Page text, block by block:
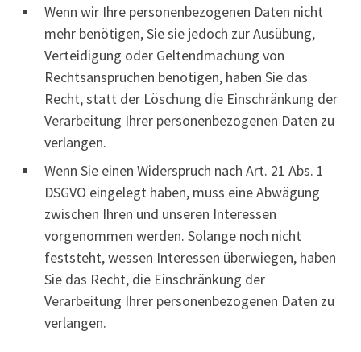
Wenn wir Ihre personenbezogenen Daten nicht
mehr benötigen, Sie sie jedoch zur Ausübung,
Verteidigung oder Geltendmachung von
Rechtsansprüchen benötigen, haben Sie das
Recht, statt der Löschung die Einschränkung der
Verarbeitung Ihrer personenbezogenen Daten zu
verlangen.
Wenn Sie einen Widerspruch nach Art. 21 Abs. 1
DSGVO eingelegt haben, muss eine Abwägung
zwischen Ihren und unseren Interessen
vorgenommen werden. Solange noch nicht
feststeht, wessen Interessen überwiegen, haben
Sie das Recht, die Einschränkung der
Verarbeitung Ihrer personenbezogenen Daten zu
verlangen.